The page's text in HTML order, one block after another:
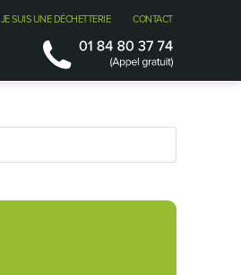
JE SUIS UNE DÉCHETTERIE CONTACT